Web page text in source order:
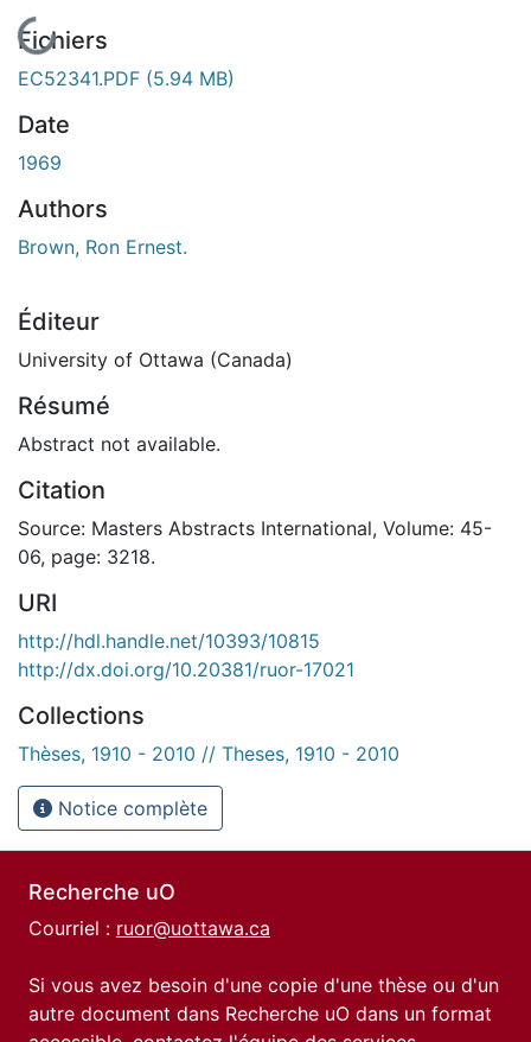
En cours de chargement...
Fichiers
EC52341.PDF (5.94 MB)
Date
1969
Authors
Brown, Ron Ernest.
Éditeur
University of Ottawa (Canada)
Résumé
Abstract not available.
Citation
Source: Masters Abstracts International, Volume: 45-
06, page: 3218.
URI
http://hdl.handle.net/10393/10815
http://dx.doi.org/10.20381/ruor-17021
Collections
Thèses, 1910 - 2010 // Theses, 1910 - 2010
Notice complète
Recherche uO
Courriel : ruor@uottawa.ca
Si vous avez besoin d'une copie d'une thèse ou d'un
autre document dans Recherche uO dans un format